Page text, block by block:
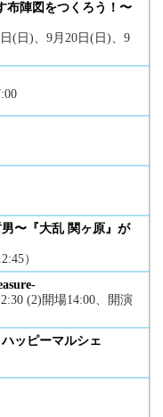
布陣図をつくろう！〜
(日)、9月20日(日)、9
〜『大乱 関ヶ原』が
）
(2)開場14:00、開演
ッピーマルシェ